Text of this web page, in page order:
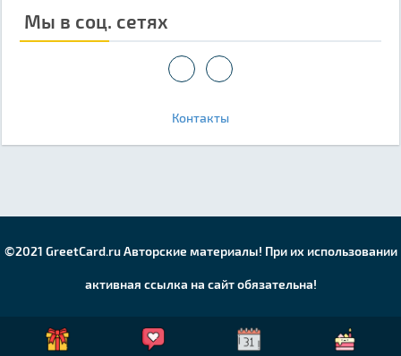
Мы в соц. сетях
Контакты
©2021 GreetCard.ru Авторские материалы! При их использовании
активная ссылка на сайт обязательна!